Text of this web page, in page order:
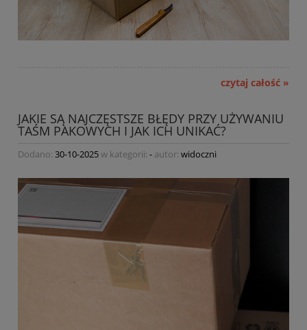
czytaj całość »
JAKIE SĄ NAJCZĘSTSZE BŁĘDY PRZY UŻYWANIU
TAŚM PAKOWYCH I JAK ICH UNIKAĆ?
Dodano: 30-10-2025w kategorii: - autor: widoczni